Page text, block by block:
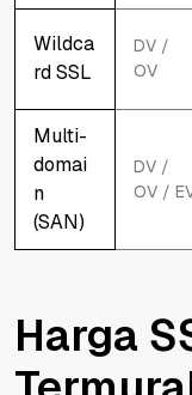
Wildca
rd SSL
DV /
OV
Multi-
domai
n
(SAN)
DV /
OV /
Harga